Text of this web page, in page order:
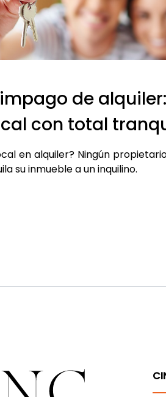
de
con total
en alquiler? Ningún
su inmueble a un inquilino.